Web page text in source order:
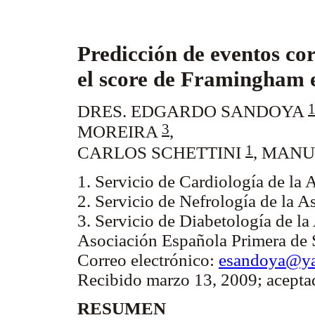
Predicción de eventos
el score de Framingham
DRES. EDGARDO SANDOYA 1
MOREIRA 3,
CARLOS SCHETTINI 1 ,
1. Servicio de Cardiología de la
2. Servicio de Nefrología de la
3. Servicio de Diabetología de
Asociación Española Primera
Correo electrónico:
Recibido marzo 13, 2009;
RESUMEN